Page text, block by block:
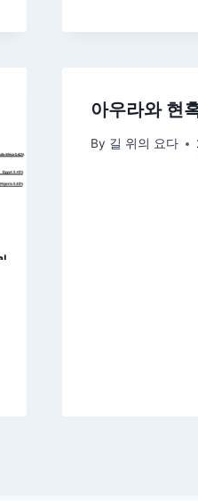
아우라와 현
By 길 위의 요다